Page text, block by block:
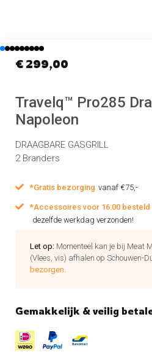
€ 299,00
Travelq™ Pro285
Napoleon
DRAAGBARE GASGRILL
2 Branders
*Gratis bezorging vanaf €75,-
*Accessoires voor 16:00 besteld
dezelfde werkdag verzonden!
Let op: Momenteel kan je bij Meat
(Vlees, vis) afhalen op Schouwen-
bezorgen.
Gemakkelijk & veilig